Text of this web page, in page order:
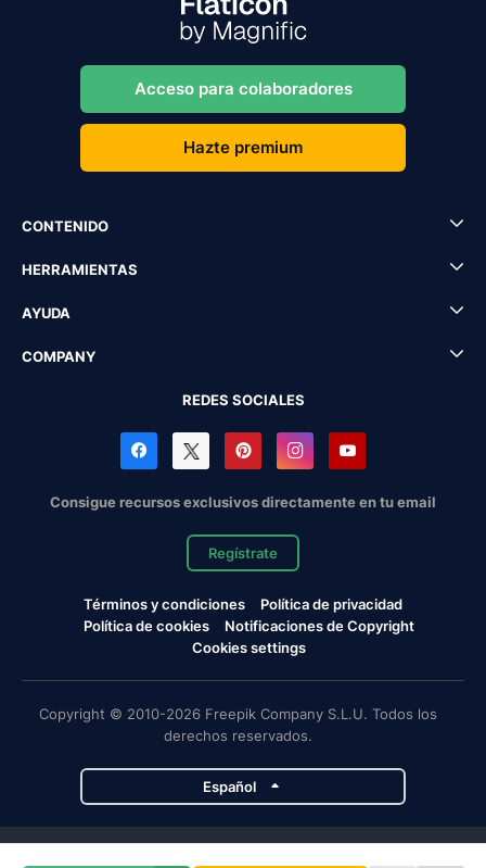
Acceso para colaboradores
Hazte premium
CONTENIDO
HERRAMIENTAS
AYUDA
COMPANY
REDES SOCIALES
Consigue recursos exclusivos directamente en tu email
Regístrate
Términos y condiciones
Política de privacidad
Política de cookies
Notificaciones de Copyright
Cookies settings
Copyright © 2010-2026 Freepik Company S.L.U. Todos los
derechos reservados.
Español